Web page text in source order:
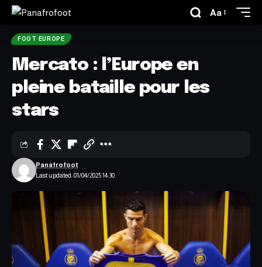
Aa
FOOT EUROPE
Mercato : l’Europe en
pleine bataille pour les
stars
Last updated: 01/04/2025 14:30
Panafrofoot